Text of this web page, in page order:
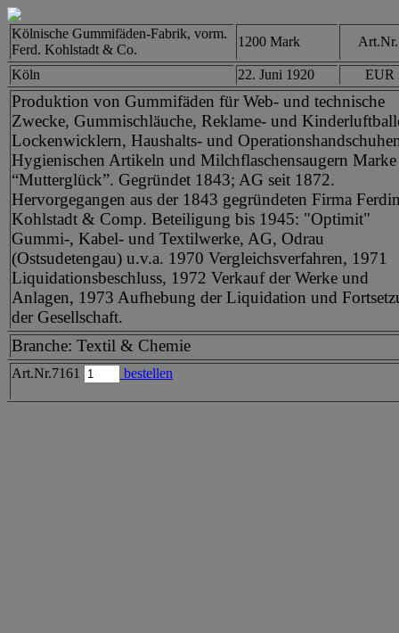
Kölnische Gummifäden-Fabrik, vorm.
Ferd. Kohlstadt & Co.
1200 Mark
Köln 22. Juni 1920 EUR
Produktion von Gummifäden für Web- und technische
Zwecke, Gummischläuche, Reklame- und
Lockenwicklern, Haushalts- und
Hygienischen Artikeln und Milchflaschensaugern Marke
“Mutterglück”. Gegründet 1843; AG seit 1872.
Hervorgegangen aus der 1843 gegründeten Firma
Kohlstadt & Comp. Beteiligung bis 1945: "Optimit"
Gummi-, Kabel- und Textilwerke, AG, Odrau
(Ostsudetengau) u.v.a. 1970 Vergleichsverfahren, 1971
Liquidationsbeschluss, 1972 Verkauf der Werke und
Anlagen, 1973 Aufhebung der Liquidation und
der Gesellschaft.
Branche: Textil & Chemie
Art.Nr.7161 bestellen